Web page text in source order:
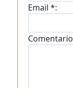
Email *: